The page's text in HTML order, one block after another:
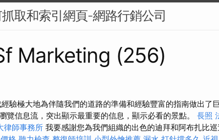
取和索引網頁-網路行銷公司
Marketing (256)
驗極大地為伴隨我們的道路的準備和經驗豐富的指南做出了
覽信息流，突出顯示最重要的信息，顯示必看的景點。 長照
律師事務所 我要感謝您為我們組織的出色的迪拜和阿布扎比